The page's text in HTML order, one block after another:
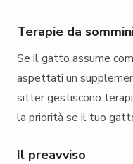
Terapie da
Se il gatto assume
aspettati un
sitter gestiscono
la priorità se il tuo
Il preavviso